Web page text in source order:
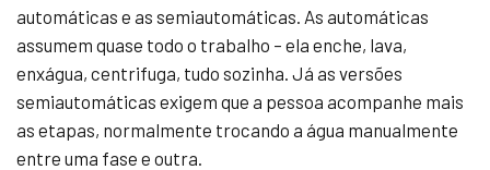
automáticas e as semiautomáticas. As automáticas
assumem quase todo o trabalho – ela enche, lava,
enxágua, centrifuga, tudo sozinha. Já as versões
semiautomáticas exigem que a pessoa acompanhe mais
as etapas, normalmente trocando a água manualmente
entre uma fase e outra.